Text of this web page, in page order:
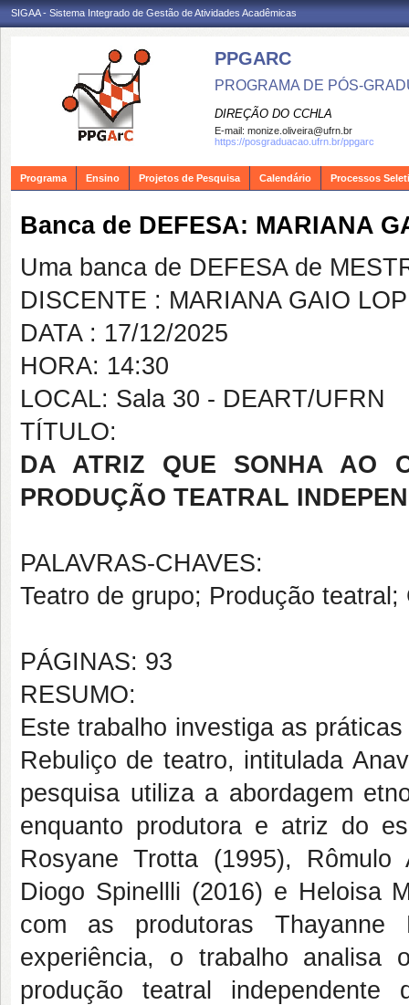
SIGAA - Sistema Integrado de Gestão de Atividades Acadêmicas
PPGARC
PROGRAMA DE PÓS-
DIREÇÃO DO CCHLA
E-mail: monize.oliveira@ufrn.br
https://posgraduacao.ufrn.br/ppgarc
Programa Ensino Projetos de Pesquisa Calendário Processos
Banca de DEFESA: MARIANA
Uma banca de DEFESA de
DISCENTE : MARIANA GAIO
DATA : 17/12/2025
HORA: 14:30
LOCAL: Sala 30 - DEART/UFRN
TÍTULO:
DA ATRIZ QUE SONHA AO
PRODUÇÃO TEATRAL
PALAVRAS-CHAVES:
Teatro de grupo; Produção
PÁGINAS: 93
RESUMO:
Este trabalho investiga as
Rebuliço de teatro, intitulada
pesquisa utiliza a abordagem
enquanto produtora e atriz do
Rosyane Trotta (1995), Rômulo
Diogo Spinellli (2016) e Heloisa
com as produtoras
experiência, o trabalho analisa
produção teatral